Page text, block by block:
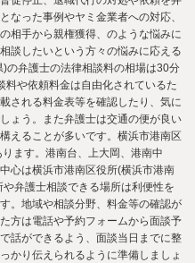
なった事例やヤミ金業者への対応、
相手から親権獲得、のような悩みに
談したいという方々の悩みに応える
の弁護士の法律相談料の相場は30分
や依頼料金は自由化されているた
される料金表等を確認したり、気に
ょう。また弁護士は交通の便が良い
えることが多いです。横浜市港南区
ます。港南台、上大岡、港南中
心は横浜市港南区役所(横浜市港南
弁護士相談できる場所は利便性を
。地域や相談分野、料金等の確認が
方は電話や予約フォームから面談予
話ができるよう、面談当日までに整
かり伝えられるように準備しましょ